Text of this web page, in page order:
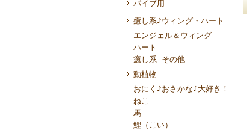
パイプ用
癒し系♪ウィング・ハート
エンジェル＆ウィング
ハート
癒し系 その他
動植物
おにく♪おさかな♪大好き！
ねこ
馬
鯉（こい）